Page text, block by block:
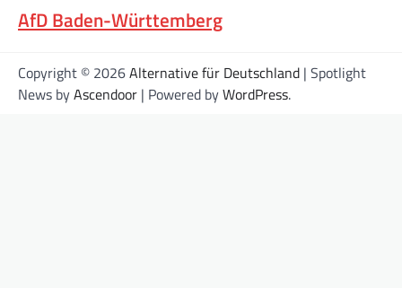
AfD Baden-Württemberg
Copyright © 2026Alternative für Deutschland | Spotlight
News byAscendoor | Powered byWordPress.